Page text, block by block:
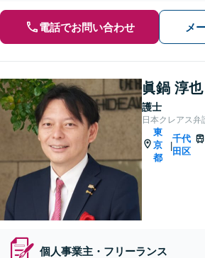
電話でお問い合わせ メ
眞鍋 淳也
護士
日本クレアス弁
東
京
都
|
千代
田区
個人事業主・フリーランス